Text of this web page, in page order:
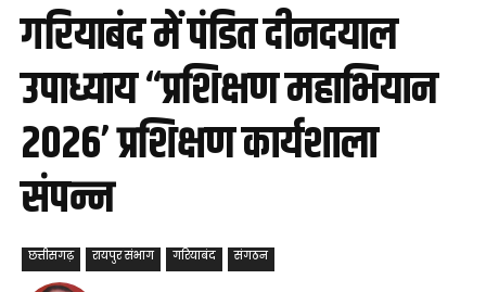
गरियाबंद में पंडित दीनदयाल
उपाध्याय “प्रशिक्षण महाभियान
2026’ प्रशिक्षण कार्यशाला
संपन्न
छत्तीसगढ़ रायपुर संभाग गरियाबंद संगठन